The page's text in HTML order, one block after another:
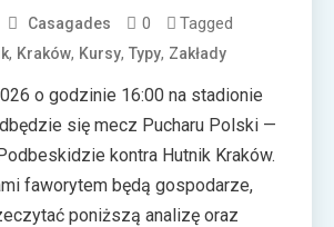
Casagades 0 Tagged
, Kraków, Kursy,Typy, Zakłady
o godzinie 16:00 na stadionie
się mecz Pucharu Polski —
kontra Hutnik Kraków.
faworytem będą gospodarze,
poniższą analizę oraz